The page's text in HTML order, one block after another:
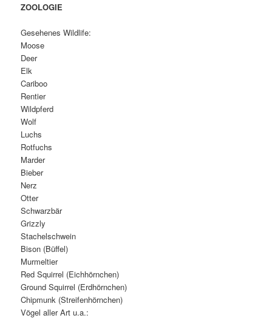
ZOOLOGIE
Gesehenes Wildlife:
Moose
Deer
Elk
Cariboo
Rentier
Wildpferd
Wolf
Luchs
Rotfuchs
Marder
Bieber
Nerz
Otter
Schwarzbär
Grizzly
Stachelschwein
Bison (Büffel)
Murmeltier
Red Squirrel (Eichhörnchen)
Ground Squirrel (Erdhörnchen)
Chipmunk (Streifenhörnchen)
Vögel aller Art u.a.: